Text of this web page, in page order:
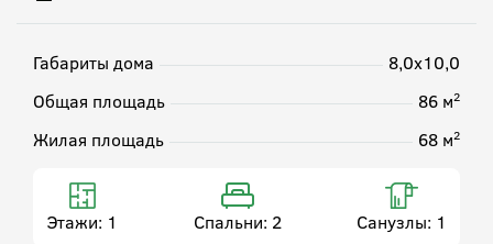
Габариты дома
8,0х10,0
Общая площадь
86 м2
Жилая площадь 68 м2
Этажи: 1 Спальни: 2 Санузлы: 1